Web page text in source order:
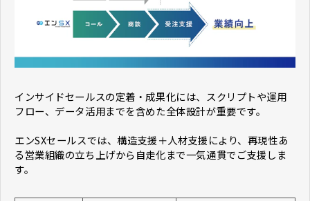
​​​​​​​インサイドセールスの定着・成果化には、スクリプトや運用
フロー、データ活用までを含めた全体設計が重要です。
エンSXセールスでは、構造支援＋人材支援により、再現性あ
る営業組織の立ち上げから自走化まで一気通貫でご支援しま
す。